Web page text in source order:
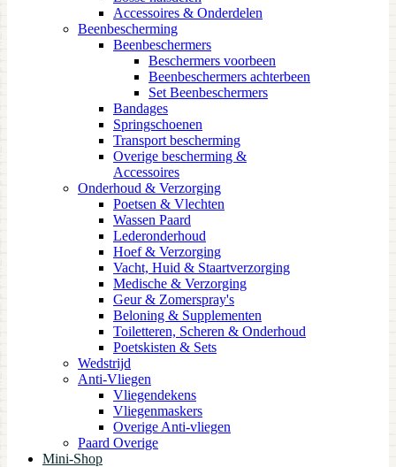
Accessoires & Onderdelen
Beenbescherming
Beenbeschermers
Beschermers voorbeen
Beenbeschermers achterbeen
Set Beenbeschermers
Bandages
Springschoenen
Transport bescherming
Overige bescherming &
Accessoires
Onderhoud & Verzorging
Poetsen & Vlechten
Wassen Paard
Lederonderhoud
Hoef & Verzorging
Vacht, Huid & Staartverzorging
Medische & Verzorging
Geur & Zomerspray's
Beloning & Supplementen
Toiletteren, Scheren & Onderhoud
Poetskisten & Sets
Wedstrijd
Anti-Vliegen
Vliegendekens
Vliegenmaskers
Overige Anti-vliegen
Paard Overige
Mini-Shop